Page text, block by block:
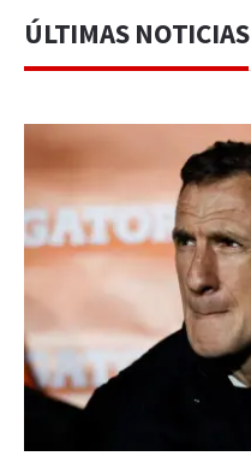
ÚLTIMAS NOTICIAS